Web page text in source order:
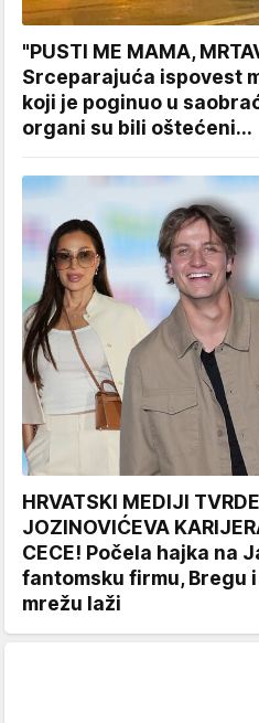
"PUSTI ME MAMA,
Srceparajuća ispovest
koji je poginuo u
organi su bili oštećeni...
HRVATSKI MEDIJI
JOZINOVIĆEVA
CECE! Počela hajka na
fantomsku firmu, Bregu
mrežu laži